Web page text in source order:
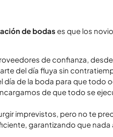
de bodas es que los
de confianza,
del día fluya sin
día de la boda para que todo
de que todo se
imprevistos, pero no te
garantizando que nada